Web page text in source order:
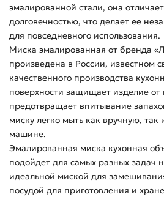
эмалированной стали, она
долговечностью, что делает ее
для повседневного использования.
Миска эмалированная от бренда
произведена в России, известном
качественного производства
поверхности защищает изделие от
предотвращает впитывание
миску легко мыть как вручную, так
машине.
Эмалированная миска кухонная
подойдет для самых разных задач
идеальной миской для
посудой для приготовления и